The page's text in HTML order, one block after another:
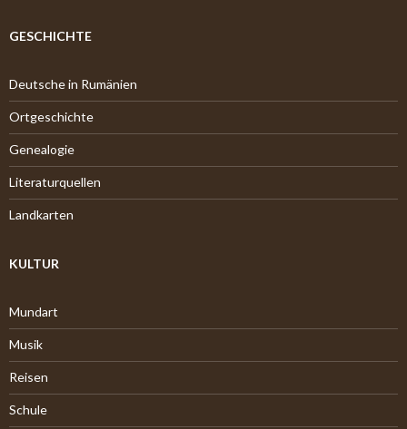
v
GESCHICHTE
Deutsche in Rumänien
Ortgeschichte
Genealogie
Literaturquellen
Landkarten
KULTUR
Mundart
Musik
Reisen
Schule